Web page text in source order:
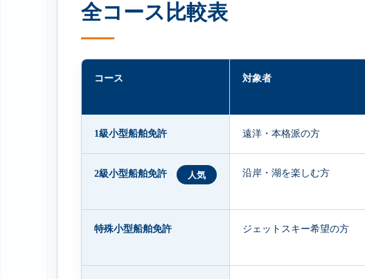
全コース比較表
コース 対象者
1級小型船舶免許 遠洋・本格派の方
2級小型船舶免許 人気 沿岸・湖を楽しむ方
特殊小型船舶免許 ジェットスキー希望の方